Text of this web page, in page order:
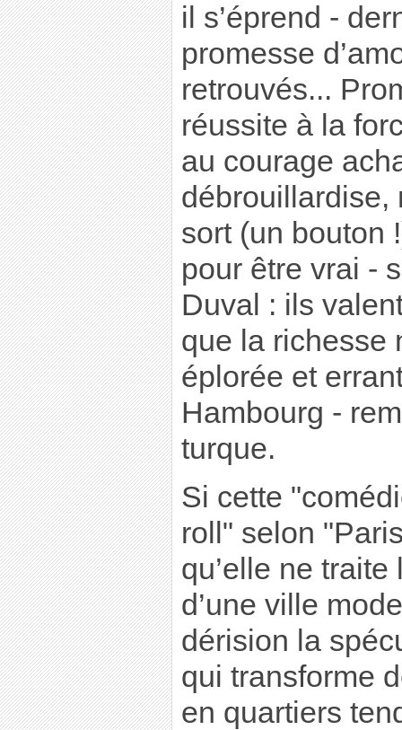
il s’éprend -
promesse
retrouvés...
réussite à la
au courage
débrouillardise,
sort (un bouton
pour être vrai -
Duval : ils
que la richesse
éplorée et
Hambourg -
turque.
Si cette
roll" selon
qu’elle ne
d’une ville
dérision la
qui transforme
en quartiers